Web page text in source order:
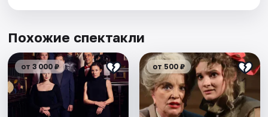
Похожие спектакли
от 3 000 ₽ от 500 ₽